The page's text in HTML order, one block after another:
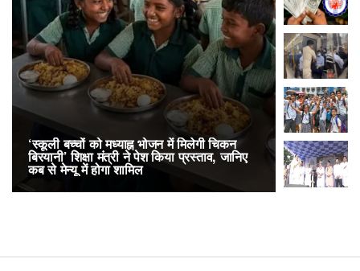
‘स्कूली बच्चों को मध्याह्न भोजन में मिलेगी चिकन
बिरयानी’ शिक्षा मंत्री ने पेश किया प्रस्ताव, जानिए
कब से मेन्यू में होगा शामिल
RailOne
लोकप्रिय,
अनारक्षित